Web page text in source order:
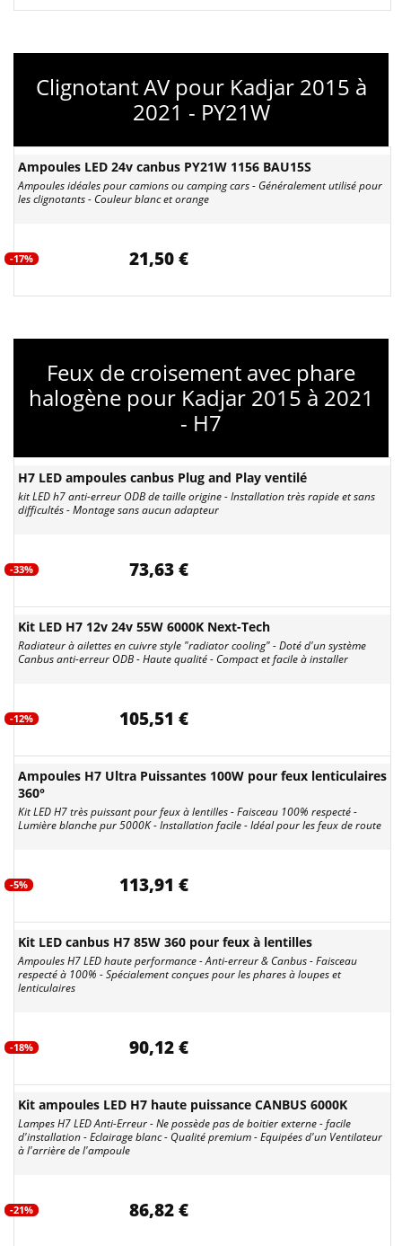
Clignotant AV pour Kadjar 2015 à
2021 - PY21W
Ampoules LED 24v canbus PY21W 1156 BAU15S
Ampoules idéales pour camions ou camping cars - Généralement utilisé pour
les clignotants - Couleur blanc et orange
-17% 21,50 €
Feux de croisement avec phare
halogène pour Kadjar 2015 à 2021
- H7
H7 LED ampoules canbus Plug and Play ventilé
kit LED h7 anti-erreur ODB de taille origine - Installation très rapide et sans
difficultés - Montage sans aucun adapteur
-33% 73,63 €
Kit LED H7 12v 24v 55W 6000K Next-Tech
Radiateur à ailettes en cuivre style "radiator cooling" - Doté d'un système
Canbus anti-erreur ODB - Haute qualité - Compact et facile à installer
-12% 105,51 €
Ampoules H7 Ultra Puissantes 100W pour feux lenticulaires
360°
Kit LED H7 très puissant pour feux à lentilles - Faisceau 100% respecté -
Lumière blanche pur 5000K - Installation facile - Idéal pour les feux de route
-5% 113,91 €
Kit LED canbus H7 85W 360 pour feux à lentilles
Ampoules H7 LED haute performance - Anti-erreur & Canbus - Faisceau
respecté à 100% - Spécialement conçues pour les phares à loupes et
lenticulaires
-18% 90,12 €
Kit ampoules LED H7 haute puissance CANBUS 6000K
Lampes H7 LED Anti-Erreur - Ne possède pas de boitier externe - facile
d'installation - Eclairage blanc - Qualité premium - Equipées d'un Ventilateur
à l'arrière de l'ampoule
-21% 86,82 €